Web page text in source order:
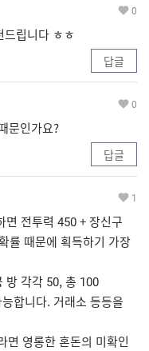
0
립니다 ㅎㅎ
답글
0
문인가요?
답글
1
면 전투력 450 + 장신구
률 때문에 획득하기 가장
방 각각 50, 총 100
합니다. 거래소 등등을
면 영롱한 혼돈의 미확인